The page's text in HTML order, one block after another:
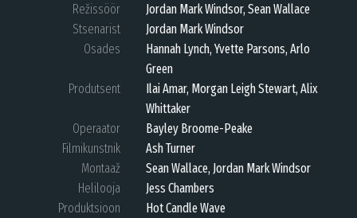
Režissöör
Jordan Mark Windsor, Sean Wallace
Stsenarist
Jordan Mark Windsor
Osades
Hannah Lynch, Yvette Parsons, Arlo
Green
Produtsent
Ilai Amar, Morgan Leigh Stewart, Alix
Whittaker
Operaator
Bayley Broome-Peake
Filmikunstnik
Ash Turner
Montaaž
Sean Wallace, Jordan Mark Windsor
Helilooja
Jess Chambers
Produktsioon
Hot Candle Wave